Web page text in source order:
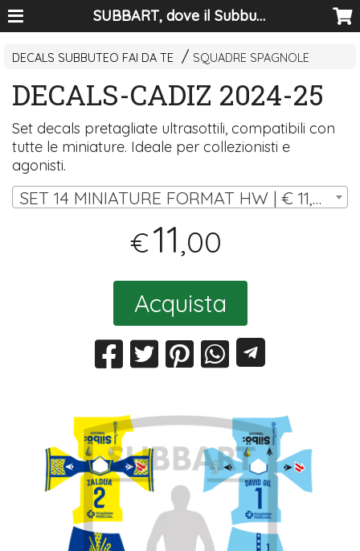
SUBBART, dove il Subbuteo diventa arte
DECALS SUBBUTEO FAI DA TE SQUADRE SPAGNOLE
DECALS-CADIZ 2024-25
Set decals pretagliate ultrasottili, compatibili con
tutte le miniature. Ideale per collezionisti e
agonisti.
SET 14 MINIATURE FORMAT HW | € 11,00
€11,00
Acquista